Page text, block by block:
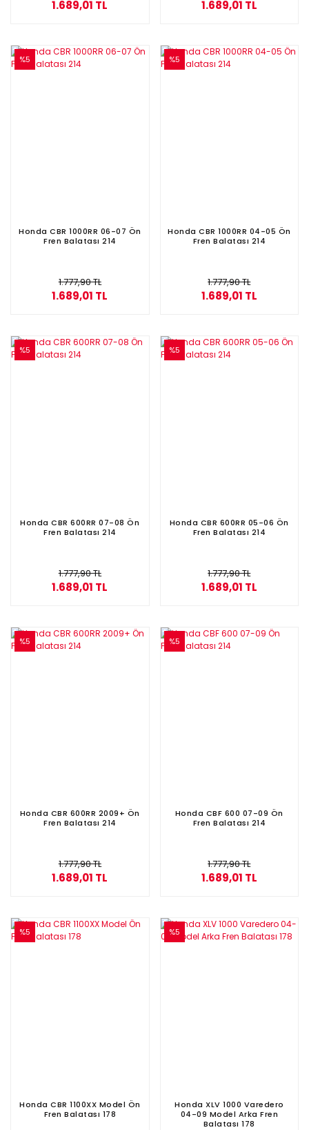
1.689,01 TL 1.689,01 TL
%5
Honda CBR 1000RR 06-07 Ön
Fren Balatası 214
1.777,90 TL
1.689,01 TL
%5
Honda CBR 1000RR 04-05 Ön
Fren Balatası 214
1.777,90 TL
1.689,01 TL
%5
Honda CBR 600RR 07-08 Ön
Fren Balatası 214
1.777,90 TL
1.689,01 TL
%5
Honda CBR 600RR 05-06 Ön
Fren Balatası 214
1.777,90 TL
1.689,01 TL
%5
Honda CBR 600RR 2009+ Ön
Fren Balatası 214
1.777,90 TL
1.689,01 TL
%5
Honda CBF 600 07-09 Ön
Fren Balatası 214
1.777,90 TL
1.689,01 TL
%5
Honda CBR 1100XX Model Ön
Fren Balatası 178
%5
Honda XLV 1000 Varedero
04-09 Model Arka Fren
Balatası 178